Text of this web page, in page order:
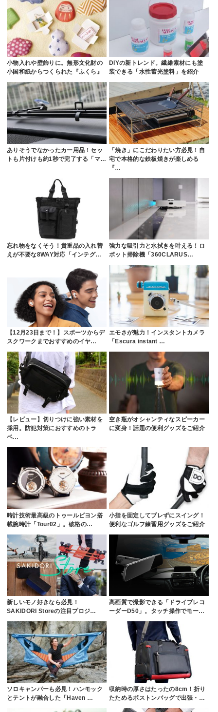
小物入れや壁飾りに。無形文化財の
小国和紙からつくられた『ふくら』
DIYの新トレンド。繊維素材にも塗
装できる「水性蓄光塗料」を紹介
ありそうでなかったカー用品！セッ
トも片付けも約1秒で完了する「マ…
「焼き」にこだわりたい方必見！自
宅で本格的な鉄板焼きが楽しめる
『…
忘れ物をなくそう！貴重品の入れ替
えが不要な8WAY対応「インテグ…
強力な吸引力と水拭きを叶える！ロ
ボット掃除機「360CLARUS…
【12月23日まで！】スポーツからデ
スクワークまでおすすめのイヤ…
エモさが魅力！インスタントカメラ
「Escura instant …
【レビュー】切りつけに強い素材を
採用。防犯対策におすすめのトラ
ベ…
空き瓶がオシャンティなスピーカー
に変身！話題の便利グッズをご紹介
時計技術最高級のトゥールビヨン搭
載腕時計「Tour02」。破格の…
小指を固定してブレずにスイング！
便利なゴルフ練習用グッズをご紹介
新しいモノ好きなら必見！
SAKIDORI Storeの注目プロジ…
高画質で撮影できる「ドライブレコ
ーダーD50」。タッチ操作でモー…
ソロキャンパーも必見！ハンモック
とテントが融合した「Haven …
収納時の厚さはたったの8cm！折り
たためるボストンバッグで出張・…